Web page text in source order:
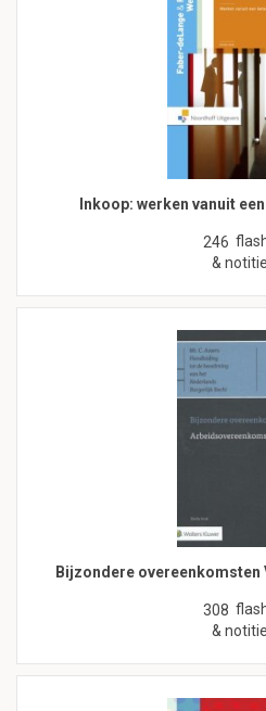
Inkoop: werken vanuit
246
&
Bijzondere overeenkomsten
308
&